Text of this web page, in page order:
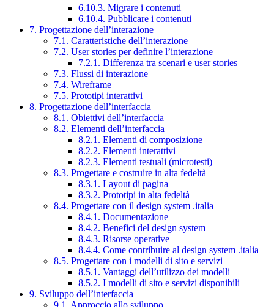
6.10.3. Migrare i contenuti
6.10.4. Pubblicare i contenuti
7. Progettazione dell’interazione
7.1. Caratteristiche dell’interazione
7.2. User stories per definire l’interazione
7.2.1. Differenza tra scenari e user stories
7.3. Flussi di interazione
7.4. Wireframe
7.5. Prototipi interattivi
8. Progettazione dell’interfaccia
8.1. Obiettivi dell’interfaccia
8.2. Elementi dell’interfaccia
8.2.1. Elementi di composizione
8.2.2. Elementi interattivi
8.2.3. Elementi testuali (microtesti)
8.3. Progettare e costruire in alta fedeltà
8.3.1. Layout di pagina
8.3.2. Prototipi in alta fedeltà
8.4. Progettare con il design system .italia
8.4.1. Documentazione
8.4.2. Benefici del design system
8.4.3. Risorse operative
8.4.4. Come contribuire al design system .italia
8.5. Progettare con i modelli di sito e servizi
8.5.1. Vantaggi dell’utilizzo dei modelli
8.5.2. I modelli di sito e servizi disponibili
9. Sviluppo dell’interfaccia
9.1. Approccio allo sviluppo